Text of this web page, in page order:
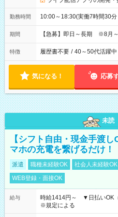
勤務時間 10:00～18:30(実働7時間30
期間 【急募】即日～長期 ※8月～
特徴 履歴書不要 / 40～50代活躍中
気になる！ 応募
未読
【シフト自由・現金手渡
マホの充電を繋げるだけ！
派遣 職種未経験OK 社会人未経験OK
WEB登録・面接OK
給与
時給1414円～ ▼日払いOK
※規定による